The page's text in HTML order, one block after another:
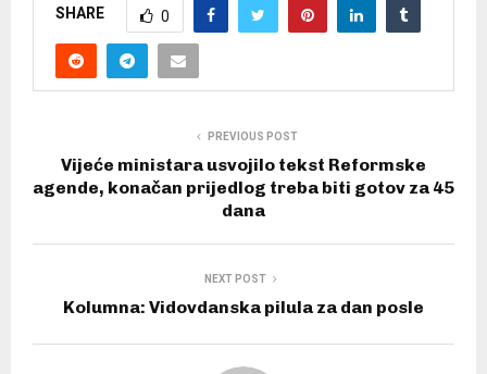
SHARE 0
PREVIOUS POST
Vijeće ministara usvojilo tekst Reformske
agende, konačan prijedlog treba biti gotov za 45
dana
NEXT POST
Kolumna: Vidovdanska pilula za dan posle